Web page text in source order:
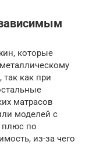
которые
так как при
матрасов
моделей с
по
из-за чего